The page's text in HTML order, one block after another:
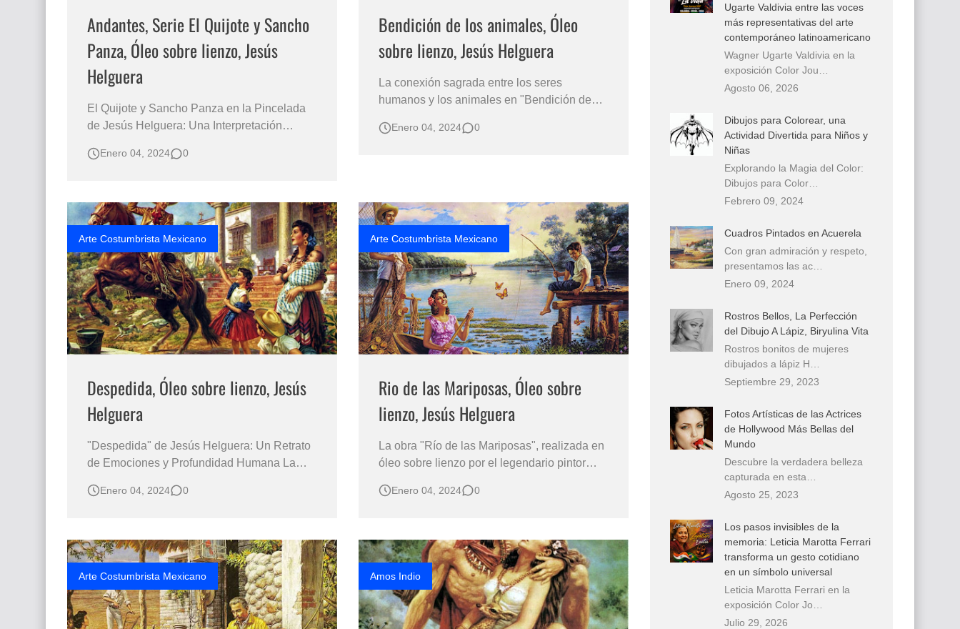
Andantes, Serie El Quijote y Sancho
Panza, Óleo sobre lienzo, Jesús
Helguera
El Quijote y Sancho Panza en la Pincelada
de Jesús Helguera: Una Interpretación
la Representación de los Personajes de
encontrado una notable expresión en el arte
a lo largo de l…
Enero 04, 2024 0
Bendición de los animales, Óleo
sobre lienzo, Jesús Helguera
La conexión sagrada entre los seres
humanos y los animales en "Bendición de
animales", pintada al óleo sobre lienzo por el
Enero 04, 2024 0
Arte Costumbrista Mexicano
Despedida, Óleo sobre lienzo, Jesús
Helguera
"Despedida" de Jesús Helguera: Un Retrato
de Emociones y Profundidad Humana La
conmovedora representación que nos invita
despedida. Pintado al óleo sobre lienzo,…
Enero 04, 2024 0
Arte Costumbrista Mexicano
Rio de las Mariposas, Óleo sobre
lienzo, Jesús Helguera
La obra "Río de las Mariposas", realizada en
óleo sobre lienzo por el legendario pintor
destila identidad cultural y atemporalidad. A
años 20. En el centro de la…
Enero 04, 2024 0
Arte Costumbrista Mexicano Amos Indio
Ugarte Valdivia entre las voces
más representativas del arte
contemporáneo latinoamericano
Wagner Ugarte Valdivia en la
exposición Color Jou…
Agosto 06, 2026
Dibujos para Colorear, una
Actividad Divertida para Niños y
Niñas
Explorando la Magia del Color:
Dibujos para Color…
Febrero 09, 2024
Cuadros Pintados en Acuerela
Con gran admiración y respeto,
presentamos las ac…
Enero 09, 2024
Rostros Bellos, La Perfección
del Dibujo A Lápiz, Biryulina Vita
Rostros bonitos de mujeres
dibujados a lápiz H…
Septiembre 29, 2023
Fotos Artísticas de las Actrices
de Hollywood Más Bellas del
Mundo
Descubre la verdadera belleza
capturada en esta…
Agosto 25, 2023
Los pasos invisibles de la
memoria: Leticia Marotta Ferrari
transforma un gesto cotidiano
en un símbolo universal
Leticia Marotta Ferrari en la
exposición Color Jo…
Julio 29, 2026